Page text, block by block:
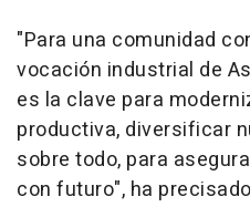
"Para una comunidad
vocación industrial de
es la clave para
productiva, diversificar
sobre todo, para
con futuro", ha